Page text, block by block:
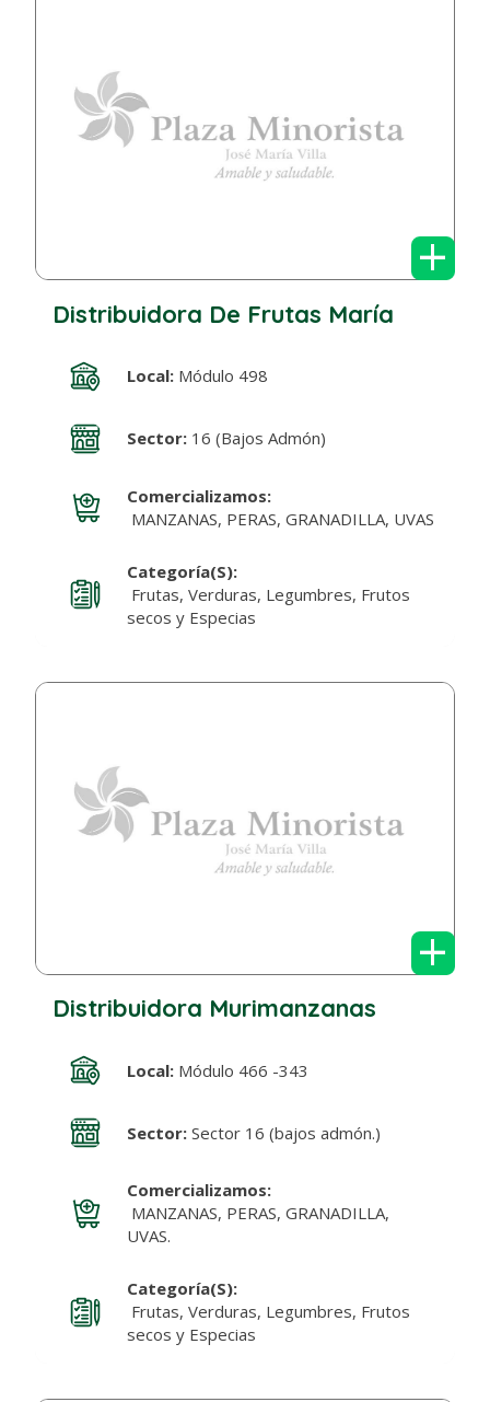
+
Distribuidora De Frutas María
Local:Módulo 498
Sector:16 (Bajos Admón)
Comercializamos:
MANZANAS, PERAS, GRANADILLA, UVAS
Categoría(s):
Frutas, Verduras, Legumbres, Frutos
secos y Especias
+
Distribuidora Murimanzanas
Local:Módulo 466 -343
Sector:Sector 16 (bajos admón.)
Comercializamos:
MANZANAS, PERAS, GRANADILLA,
UVAS.
Categoría(s):
Frutas, Verduras, Legumbres, Frutos
secos y Especias